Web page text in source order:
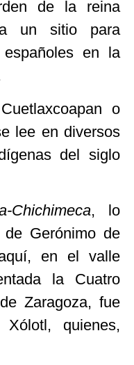
de la reina
un sitio para
en la
o
lee en diversos
del siglo
Chichimeca, lo
Gerónimo de
en el valle
la Cuatro
Zaragoza, fue
quienes,